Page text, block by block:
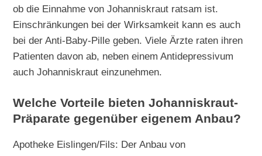
ob die Einnahme von Johanniskraut ratsam ist.
Einschränkungen bei der Wirksamkeit kann es auch
bei der Anti-Baby-Pille geben. Viele Ärzte raten ihren
Patienten davon ab, neben einem Antidepressivum
auch Johanniskraut einzunehmen.
Welche Vorteile bieten Johanniskraut-
Präparate gegenüber eigenem Anbau?
Apotheke Eislingen/Fils: Der Anbau von